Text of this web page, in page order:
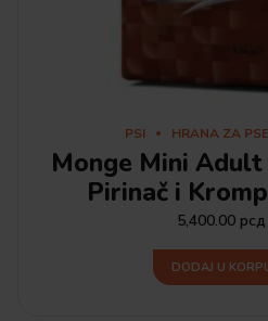
PSI HRANA ZA
Monge Mini Adult
Pirinač i
5,400.00 рсд
DODAJ U